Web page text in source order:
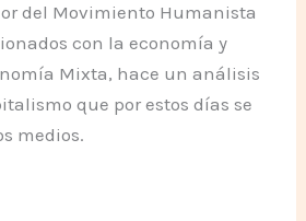
del Movimiento Humanista
con la economía y
Mixta, hace un análisis
que por estos días se
medios.